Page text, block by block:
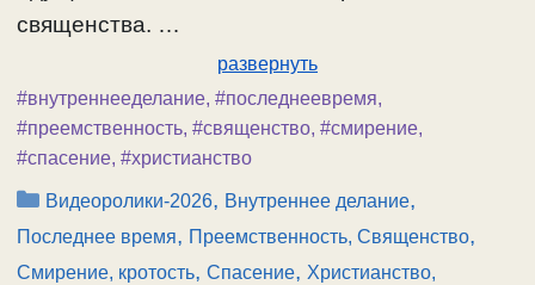
священства. …
развернуть
#внутреннееделание, #последнеевремя,
#преемственность, #священство, #смирение,
#спасение, #христианство
Рубрики
Видеоролики-2026, Внутреннее делание,
Последнее время, Преемственность, Священство,
Смирение, кротость, Спасение, Христианство,